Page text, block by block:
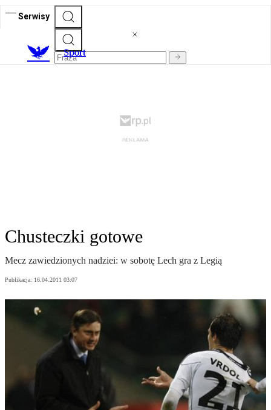
Serwisy
Sport
Chusteczki gotowe
Mecz zawiedzionych nadziei: w sobotę Lech gra z Legią
Publikacja: 16.04.2011 03:07